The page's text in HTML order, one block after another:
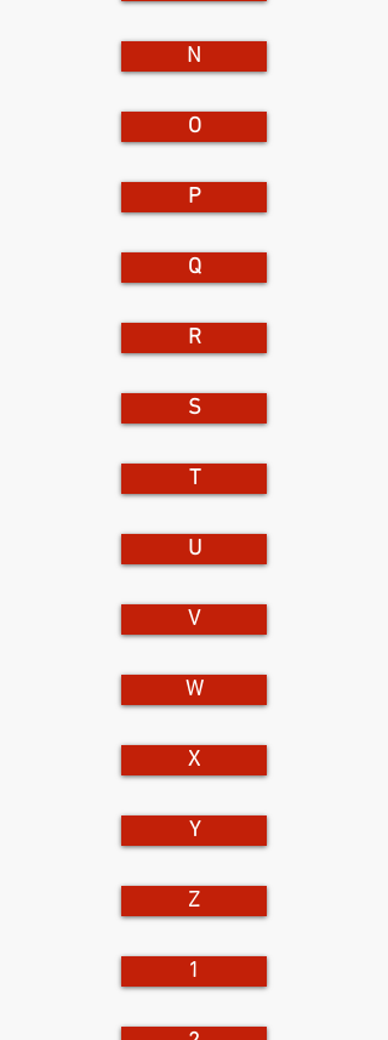
N
O
P
Q
R
S
T
U
V
W
X
Y
Z
1